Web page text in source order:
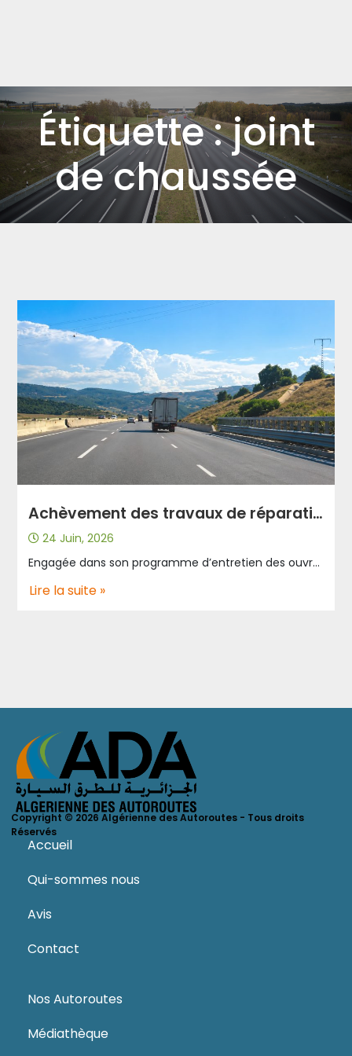
Étiquette :joint
de chaussée
Achèvement des travaux de réparation des joints de chaussée dans plusieurs ouvrages d’art de l’autoroute A2 – Wilaya de Skikda.
24 Juin, 2026
Engagée dans son programme d’entretien des ouvrages d’art de l’autoroute Est-Ouest A2, l’Algérienne des Autoroutes poursuit les opérations de réparation des joints de chaussée au niveau de plusieurs ouvrages d’art dans la wilaya de Skikda, afin de préserver l’intégrité des structures et d’assurer le confort ainsi que la sécurité des usagers de la route. Les travaux de réparation des joints de chaussée ont été achevés hier au niveau de l’ouvrage d’art OA236.2, en direction d’Alger, après la finalisation des différentes étapes d’intervention programmées. Avec cette réalisation, les travaux sont désormais clôturés au niveau des ouvrages d’art OA235.1, OA236.2 et OA237.1 en direction d’Alger, conformément au programme arrêté. Parallèlement à l’achèvement des travaux en direction d’Alger, les opérations de réparation des joints de chaussée se poursuivent au niveau de l’ouvrage d’art OA236.2 en direction d’Annaba. Des moyens humains et techniques ont été mobilisés afin de garantir l’exécution des travaux dans le respect des normes techniques en vigueur et des délais fixés. L’Algérienne des Autoroutes appelle les usagers de la route à faire preuve de vigilance et à respecter la signalisation à l’approche des zones de travaux, contribuant ainsi à leur sécurité ainsi qu’à celle des équipes intervenant sur le terrain. L’Algérienne des Autoroutes, pour votre sécurité et votre confort.
Lire la suite »
Copyright © 2026 Algérienne des Autoroutes - Tous droits
Réservés
Accueil
Qui-sommes nous
Avis
Contact
Nos Autoroutes
Médiathèque